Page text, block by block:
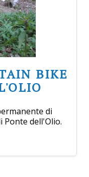
BIKE
di
dell'Olio.